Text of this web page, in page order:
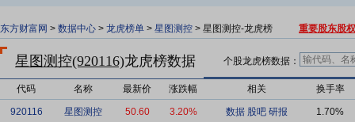
东方财富网 > 数据中心 > 龙虎榜单 > 星图测控 > 星图测控-龙虎榜 重要股东股
星图测控(920116)龙虎榜数据 个股龙虎榜数据：
代码 名称 最新价 涨跌幅 相关 换手率
920116 星图测控 50.60 3.20% 数据 股吧 研报 1.70%